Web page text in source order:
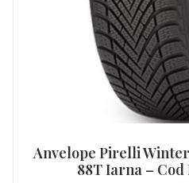
Anvelope Pirelli
88T Iarna – Cod